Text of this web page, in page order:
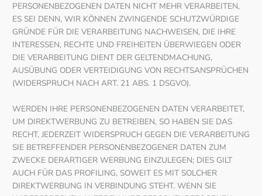
PERSONENBEZOGENEN DATEN NICHT MEHR VERARBEITEN,
ES SEI DENN, WIR KÖNNEN ZWINGENDE SCHUTZWÜRDIGE
GRÜNDE FÜR DIE VERARBEITUNG NACHWEISEN, DIE IHRE
INTERESSEN, RECHTE UND FREIHEITEN ÜBERWIEGEN ODER
DIE VERARBEITUNG DIENT DER GELTENDMACHUNG,
AUSÜBUNG ODER VERTEIDIGUNG VON RECHTSANSPRÜCHEN
(WIDERSPRUCH NACH ART. 21 ABS. 1 DSGVO).
WERDEN IHRE PERSONENBEZOGENEN DATEN VERARBEITET,
UM DIREKTWERBUNG ZU BETREIBEN, SO HABEN SIE DAS
RECHT, JEDERZEIT WIDERSPRUCH GEGEN DIE VERARBEITUNG
SIE BETREFFENDER PERSONENBEZOGENER DATEN ZUM
ZWECKE DERARTIGER WERBUNG EINZULEGEN; DIES GILT
AUCH FÜR DAS PROFILING, SOWEIT ES MIT SOLCHER
DIREKTWERBUNG IN VERBINDUNG STEHT. WENN SIE